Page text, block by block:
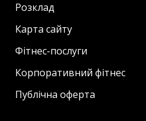
Розклад
Карта сайту
Фітнес-послуги
Корпоративний фітнес
Публічна оферта